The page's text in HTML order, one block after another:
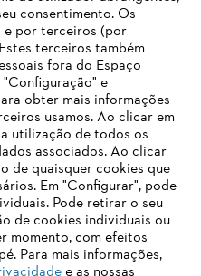
consentimento. Os
e por terceiros (por
terceiros também
fora do Espaço
e
obter mais informações
usamos. Ao clicar em
utilização de todos os
associados. Ao clicar
de quaisquer cookies que
Em "Configurar", pode
Pode retirar o seu
de cookies individuais ou
momento, com efeitos
Para mais informações,